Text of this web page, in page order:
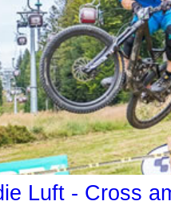
Luft - Cross